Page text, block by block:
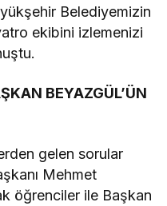
Belediyemizin
ekibini izlemenizi
BEYAZGÜL’ÜN
gelen sorular
Mehmet
öğrenciler ile Başkan